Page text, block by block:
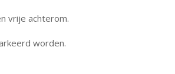
vrije achterom.
worden.